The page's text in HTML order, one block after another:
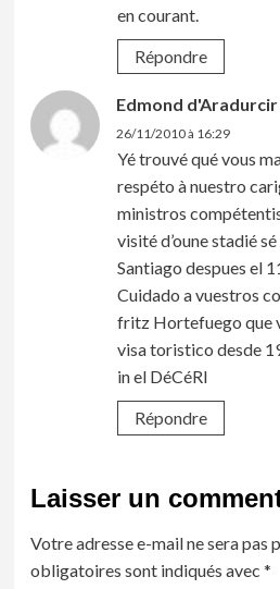
en courant.
Répondre
Edmond d'Aradurcir
26/11/2010 à 16:29
Yé trouvé qué vous
respéto à nuestro
ministros
visité d’oune stadié
Santiago despues el
Cuidado a vuestros
fritz Hortefuego que
visa toristico desde
in el DéCéRI
Répondre
Laisser un
Votre adresse e-mail ne sera pas
obligatoires sont indiqués avec *